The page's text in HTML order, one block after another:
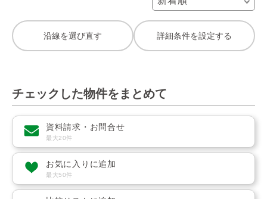
沿線を選び直す 詳細条件を設定する
チェックした物件をまとめて
資料請求・お問合せ
最大20件
お気に入りに追加
最大50件